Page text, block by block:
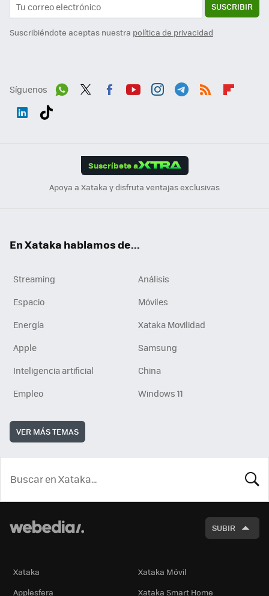
SUSCRIBIR
Suscribiéndote aceptas nuestra política de privacidad
Síguenos
Suscríbete a
Apoya a Xataka y disfruta ventajas exclusivas
En Xataka hablamos de...
Streaming
Análisis
Espacio
Móviles
Energía
Xataka Movilidad
Apple
Samsung
Inteligencia artificial
China
Empleo
Windows 11
VER MÁS TEMAS
SUBIR
Xataka
Xataka Móvil
Applesfera
Xataka Smart Home